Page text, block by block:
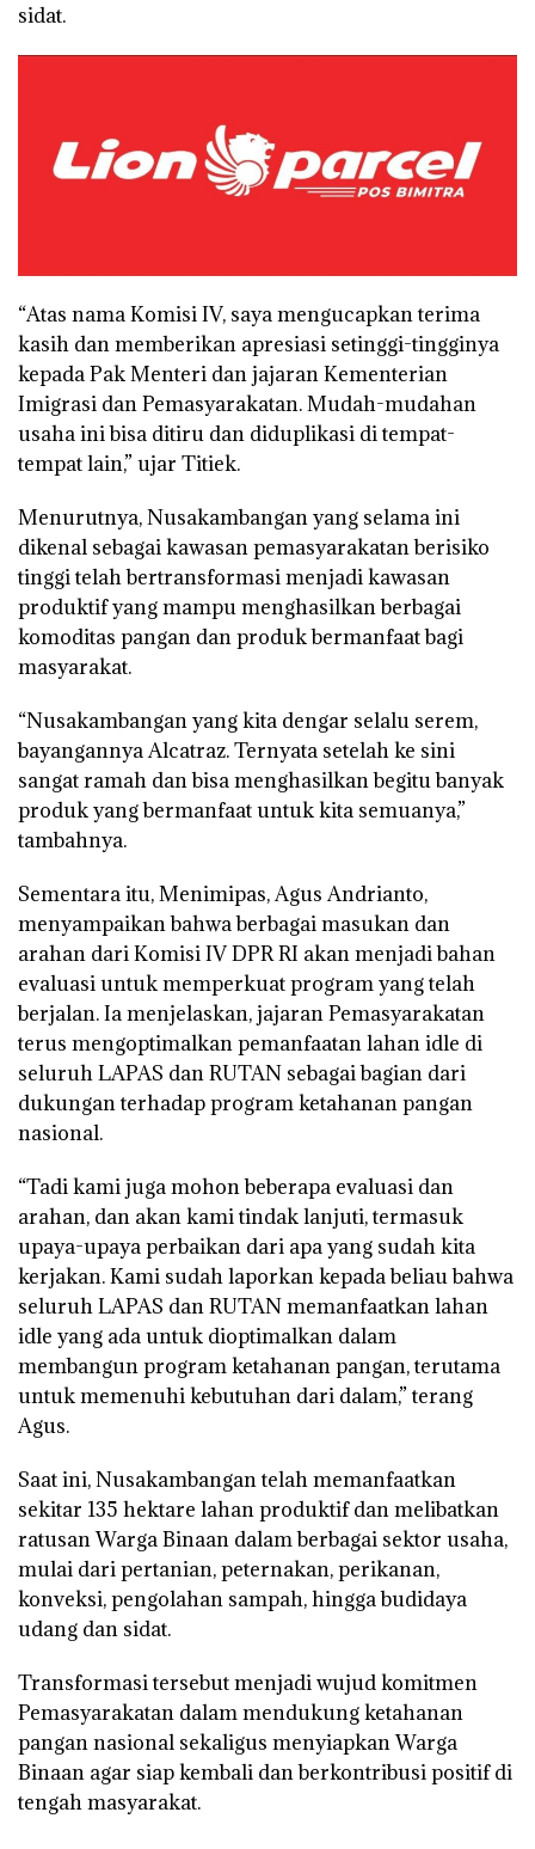
sidat.
“Atas nama Komisi IV, saya mengucapkan terima
kasih dan memberikan apresiasi setinggi-tingginya
kepada Pak Menteri dan jajaran Kementerian
Imigrasi dan Pemasyarakatan. Mudah-mudahan
usaha ini bisa ditiru dan diduplikasi di tempat-
tempat lain,” ujar Titiek.
Menurutnya, Nusakambangan yang selama ini
dikenal sebagai kawasan pemasyarakatan berisiko
tinggi telah bertransformasi menjadi kawasan
produktif yang mampu menghasilkan berbagai
komoditas pangan dan produk bermanfaat bagi
masyarakat.
“Nusakambangan yang kita dengar selalu serem,
bayangannya Alcatraz. Ternyata setelah ke sini
sangat ramah dan bisa menghasilkan begitu banyak
produk yang bermanfaat untuk kita semuanya,”
tambahnya.
Sementara itu, Menimipas, Agus Andrianto,
menyampaikan bahwa berbagai masukan dan
arahan dari Komisi IV DPR RI akan menjadi bahan
evaluasi untuk memperkuat program yang telah
berjalan. Ia menjelaskan, jajaran Pemasyarakatan
terus mengoptimalkan pemanfaatan lahan idle di
seluruh LAPAS dan RUTAN sebagai bagian dari
dukungan terhadap program ketahanan pangan
nasional.
“Tadi kami juga mohon beberapa evaluasi dan
arahan, dan akan kami tindak lanjuti, termasuk
upaya-upaya perbaikan dari apa yang sudah kita
kerjakan. Kami sudah laporkan kepada beliau bahwa
seluruh LAPAS dan RUTAN memanfaatkan lahan
idle yang ada untuk dioptimalkan dalam
membangun program ketahanan pangan, terutama
untuk memenuhi kebutuhan dari dalam,” terang
Agus.
Saat ini, Nusakambangan telah memanfaatkan
sekitar 135 hektare lahan produktif dan melibatkan
ratusan Warga Binaan dalam berbagai sektor usaha,
mulai dari pertanian, peternakan, perikanan,
konveksi, pengolahan sampah, hingga budidaya
udang dan sidat.
Transformasi tersebut menjadi wujud komitmen
Pemasyarakatan dalam mendukung ketahanan
pangan nasional sekaligus menyiapkan Warga
Binaan agar siap kembali dan berkontribusi positif di
tengah masyarakat.